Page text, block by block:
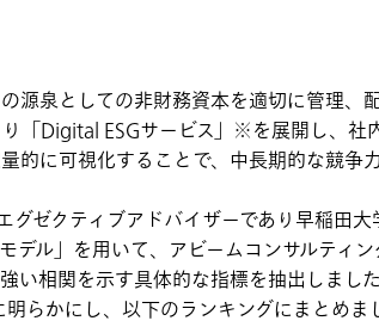
源泉としての非財務資本を適切に管理、
「Digital ESGサービス」※を展開し、社
的に可視化することで、中長期的な競争
ゼクティブアドバイザーであり早稲田
ル」を用いて、アビームコンサルティ
い相関を示す具体的な指標を抽出しまし
らかにし、以下のランキングにまとめま